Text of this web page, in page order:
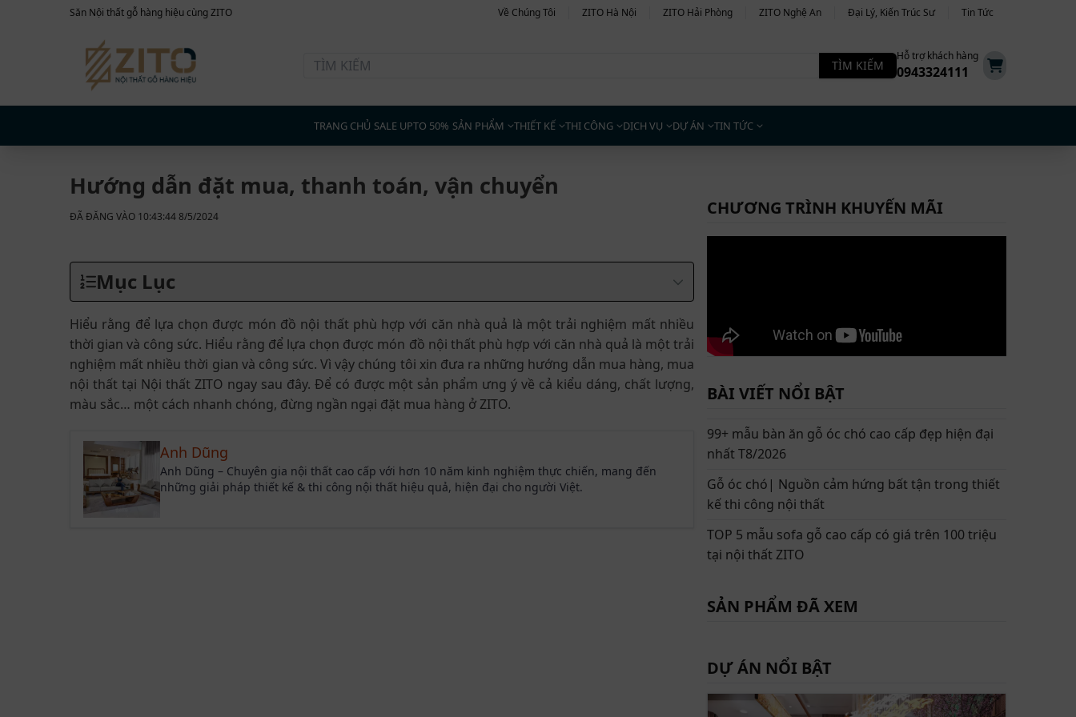
Săn Nội thất gỗ hàng hiệu cùng ZITO Về Chúng Tôi ZITO Hà Nội ZITO Hải Phòng ZITO Nghệ An Đại Lý, Kiến Trúc Sư Tin Tức
TÌM KIẾM
Hỗ trợ khách hàng
0943324111
TRANG CHỦ SALE UPTO 50% SẢN PHẨM THIẾT KẾ THI CÔNG DỊCH VỤ DỰ ÁN TIN TỨC
Hướng dẫn đặt mua, thanh toán, vận chuyển
ĐÃ ĐĂNG VÀO 10:43:44 8/5/2024
Mục Lục
Hiểu rằng để lựa chọn được món đồ nội thất phù hợp với căn nhà quả là một trải nghiệm mất nhiều
thời gian và công sức. Hiểu rằng để lựa chọn được món đồ nội thất phù hợp với căn nhà quả là một trải
nghiệm mất nhiều thời gian và công sức. Vì vậy chúng tôi xin đưa ra những hướng dẫn mua hàng, mua
nội thất tại Nội thất ZITO ngay sau đây. Để có được một sản phẩm ưng ý về cả kiểu dáng, chất lượng,
màu sắc… một cách nhanh chóng, đừng ngần ngại đặt mua hàng ở ZITO.
Anh Dũng
Anh Dũng – Chuyên gia nội thất cao cấp với hơn 10 năm kinh nghiệm thực chiến, mang đến
những giải pháp thiết kế & thi công nội thất hiệu quả, hiện đại cho người Việt.
CHƯƠNG TRÌNH KHUYẾN MÃI
BÀI VIẾT NỔI BẬT
99+ mẫu bàn ăn gỗ óc chó cao cấp đẹp hiện đại
nhất T8/2026
Gỗ óc chó| Nguồn cảm hứng bất tận trong thiết
kế thi công nội thất
TOP 5 mẫu sofa gỗ cao cấp có giá trên 100 triệu
tại nội thất ZITO
SẢN PHẨM ĐÃ XEM
DỰ ÁN NỔI BẬT